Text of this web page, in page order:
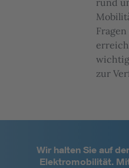
rund
zur
Wir halten Sie auf
Elektromobilität.